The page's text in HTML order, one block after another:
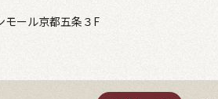
モール京都五条３F